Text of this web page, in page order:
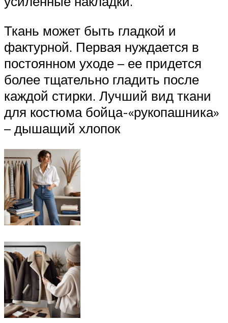
Ткань может быть гладкой и
фактурной. Первая нуждается в
постоянном уходе – ее придется
более тщательно гладить после
каждой стирки. Лучший вид ткани
для костюма бойца-«рукопашника»
– дышащий хлопок